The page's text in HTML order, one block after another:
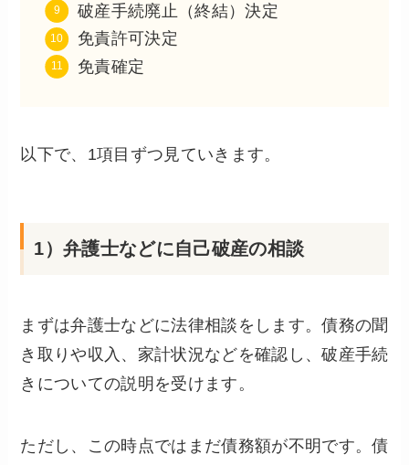
破産手続廃止（終結）決定
免責許可決定
免責確定
以下で、1項目ずつ見ていきます。
1）弁護士などに自己破産の相談
まずは弁護士などに法律相談をします。債務の聞
き取りや収入、家計状況などを確認し、破産手続
きについての説明を受けます。
ただし、この時点ではまだ債務額が不明です。債